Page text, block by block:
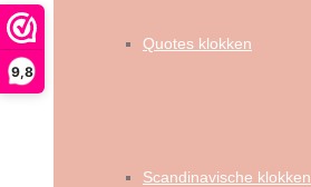
9,8
Quotes klokken
Scandinavische klokken